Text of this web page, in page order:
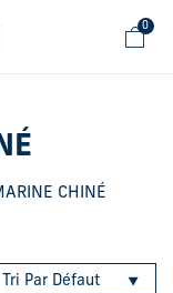
0
CHINÉ
Tri Par Défaut